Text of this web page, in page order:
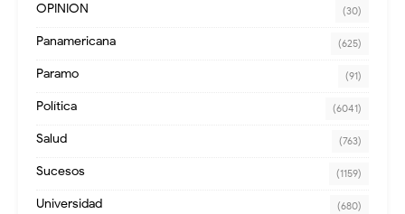
OPINION (30)
Panamericana (625)
Paramo (91)
Política (6041)
Salud (763)
Sucesos (1159)
Universidad (680)